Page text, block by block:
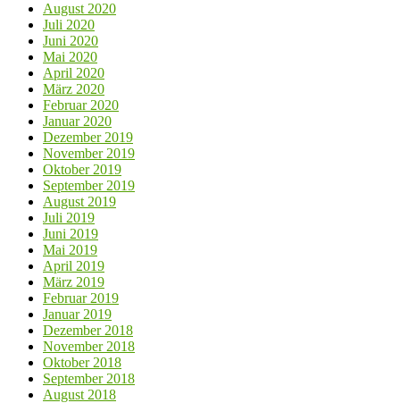
August 2020
Juli 2020
Juni 2020
Mai 2020
April 2020
März 2020
Februar 2020
Januar 2020
Dezember 2019
November 2019
Oktober 2019
September 2019
August 2019
Juli 2019
Juni 2019
Mai 2019
April 2019
März 2019
Februar 2019
Januar 2019
Dezember 2018
November 2018
Oktober 2018
September 2018
August 2018